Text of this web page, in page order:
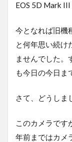
EOS 5D
今となれば旧機
と何年思い続け
ませんでした。
も今日の今日ま
さて、どうしま
このカメラです
年前まではカメ